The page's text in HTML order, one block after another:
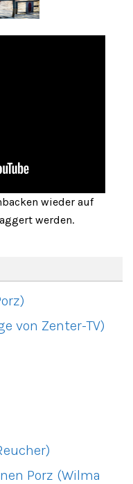
wieder auf
werden.
von Zenter-TV)
Porz (Wilma